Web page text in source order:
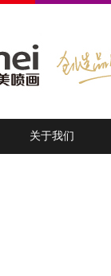
关于我们